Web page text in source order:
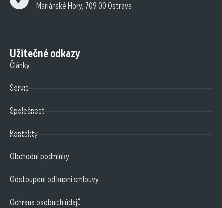
Mariánské Hory, 709 00 Ostrava
Užitečné odkazy
Články
Servis
Společnost
Kontakty
Obchodní podmínky
Odstoupení od kupní smlouvy
Ochrana osobních údajů